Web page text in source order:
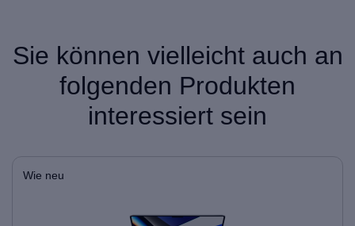
Sie können vielleicht auch an
folgenden Produkten
interessiert sein
Wie neu